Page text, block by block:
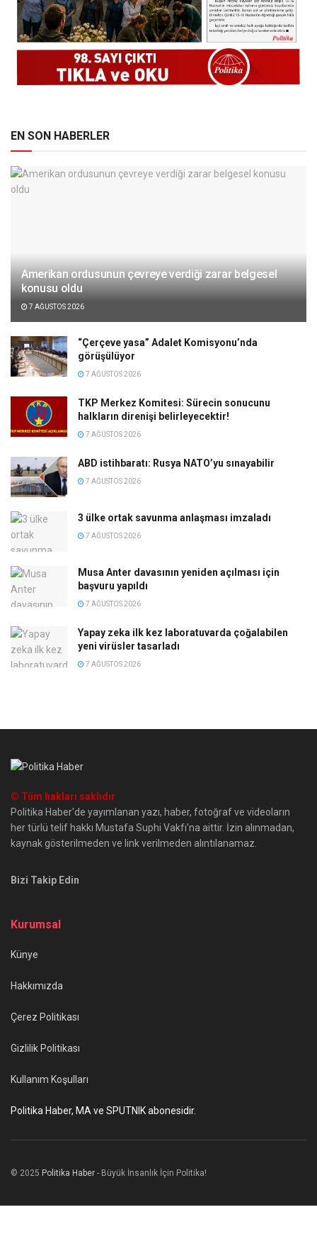
EN SON HABERLER
Amerikan ordusunun çevreye verdiği zarar belgesel
konusu oldu
7 AĞUSTOS 2026
“Çerçeve yasa” Adalet Komisyonu’nda
görüşülüyor
7 AĞUSTOS 2026
TKP Merkez Komitesi: Sürecin sonucunu
halkların direnişi belirleyecektir!
7 AĞUSTOS 2026
ABD istihbaratı: Rusya NATO’yu sınayabilir
7 AĞUSTOS 2026
3 ülke ortak savunma anlaşması imzaladı
7 AĞUSTOS 2026
Musa Anter davasının yeniden açılması için
başvuru yapıldı
7 AĞUSTOS 2026
Yapay zeka ilk kez laboratuvarda çoğalabilen
yeni virüsler tasarladı
7 AĞUSTOS 2026
© Tüm hakları saklıdır
Politika Haber'de yayımlanan yazı, haber, fotoğraf ve videoların
her türlü telif hakkı Mustafa Suphi Vakfı'na aittir. İzin alınmadan,
kaynak gösterilmeden ve link verilmeden alıntılanamaz.
Bizi Takip Edin
Kurumsal
Künye
Hakkımızda
Çerez Politikası
Gizlilik Politikası
Kullanım Koşulları
Politika Haber, MA ve SPUTNIK abonesidir.
© 2025 Politika Haber - Büyük İnsanlık İçin Politika!